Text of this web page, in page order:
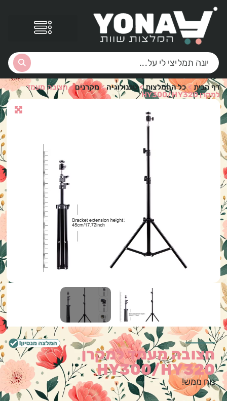
דף הבית>כל ההמלצות>טכנולוגיה>מקרנים>חצובה מעמד
למקרן HY300/HY320
חצובה מעמד למקרן
HY300/HY320
נוח ממש!